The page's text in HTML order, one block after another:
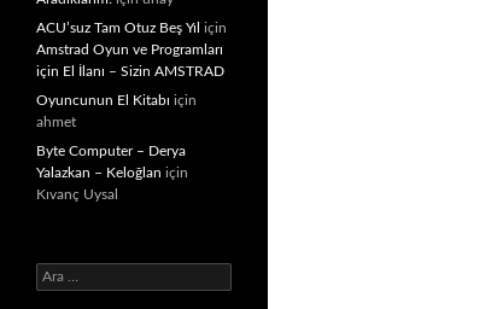
ACU’suz Tam Otuz Beş Yıl için
Amstrad Oyun ve Programları
için El İlanı – Sizin AMSTRAD
Oyuncunun El Kitabı için
ahmet
Byte Computer – Derya
Yalazkan – Keloğlan için
Kıvanç Uysal
Arama: